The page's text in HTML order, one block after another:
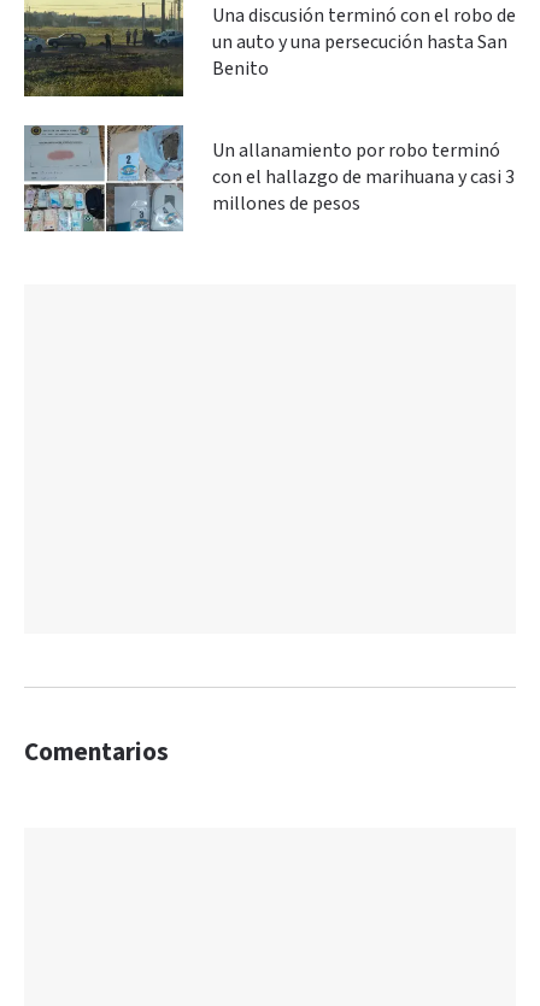
Una discusión terminó con el robo de
un auto y una persecución hasta San
Benito
Un allanamiento por robo terminó
con el hallazgo de marihuana y casi 3
millones de pesos
Comentarios